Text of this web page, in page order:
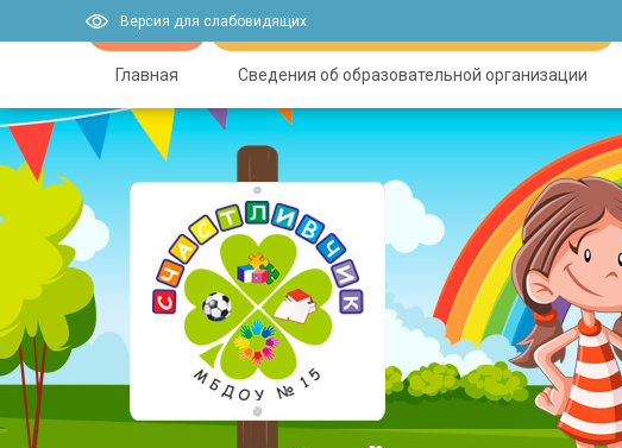
Версия для слабовидящих
Главная Сведения об образовательной организации